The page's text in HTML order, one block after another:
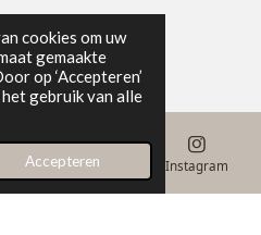
cookies om uw
gemaakte
op ‘Accepteren’
gebruik van alle
Accepteren
Kaart Instagram